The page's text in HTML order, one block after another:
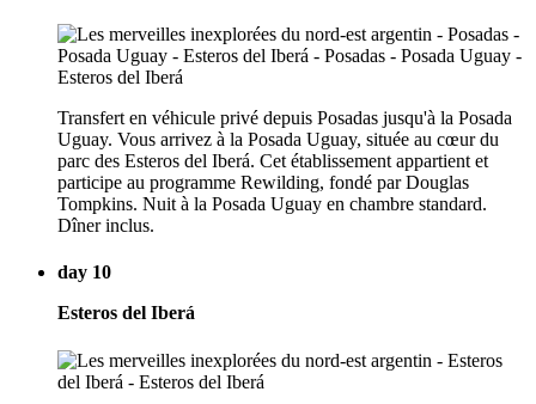
Transfert en véhicule privé depuis Posadas jusqu'à la Posada
Uguay. Vous arrivez à la Posada Uguay, située au cœur du
parc des Esteros del Iberá. Cet établissement appartient et
participe au programme Rewilding, fondé par Douglas
Tompkins. Nuit à la Posada Uguay en chambre standard.
Dîner inclus.
day 10
Esteros del Iberá